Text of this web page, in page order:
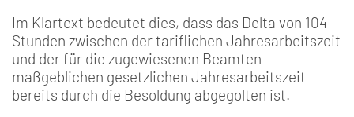
Im Klartext bedeutet dies, dass das Delta von 104
Stunden zwischen der tariflichen Jahresarbeitszeit
und der für die zugewiesenen Beamten
maßgeblichen gesetzlichen Jahresarbeitszeit
bereits durch die Besoldung abgegolten ist.